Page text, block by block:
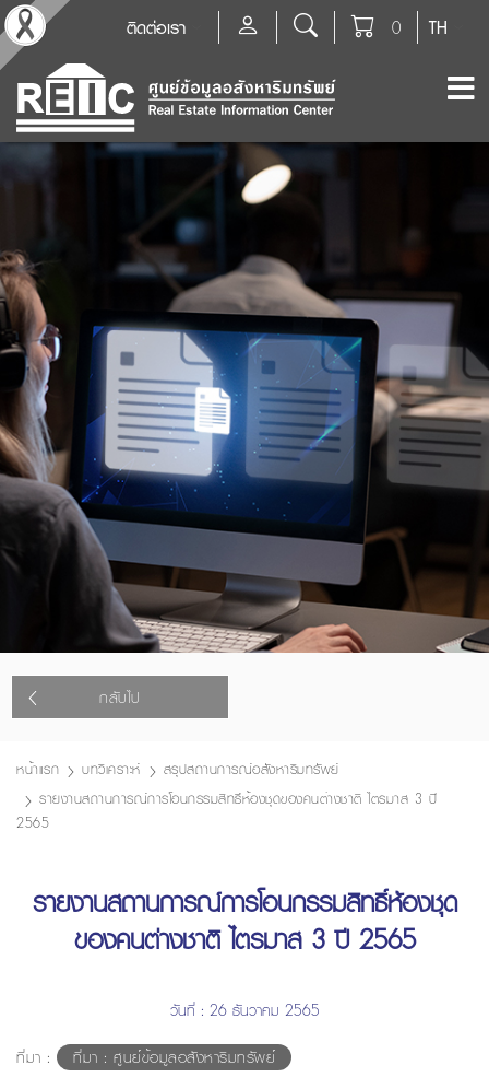
TH
0
ติดต่อเรา
กลับไป
หน้าแรก บทวิเคราะห์
สรุปสถานการณ์อสังหาริมทรัพย์
รายงานสถานการณ์การโอนกรรมสิทธิ์ห้องชุดของคนต่างชาติ ไตรมาส 3 ปี
2565
รายงานสถานการณ์การโอนกรรมสิทธิ์ห้องชุด
ของคนต่างชาติ ไตรมาส 3 ปี 2565
วันที่ : 26 ธันวาคม 2565
ที่มา :
ที่มา : ศูนย์ข้อมูลอสังหาริมทรัพย์